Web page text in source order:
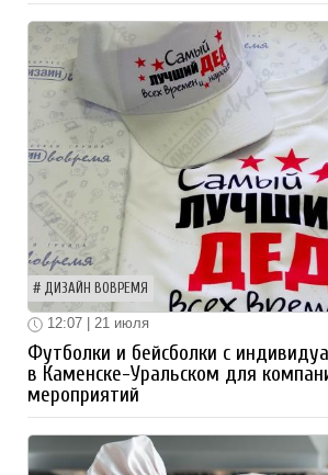
ДИЗАЙН ВОВРЕМЯ
12:07 | 21 июля
Футболки и бейсболки с
в Каменске-Уральском для
мероприятий